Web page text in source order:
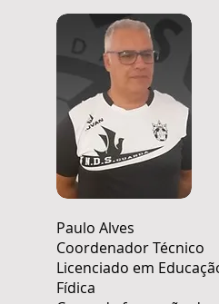
Paulo Alves
Coordenador Técnico
Licenciado em
Fídica